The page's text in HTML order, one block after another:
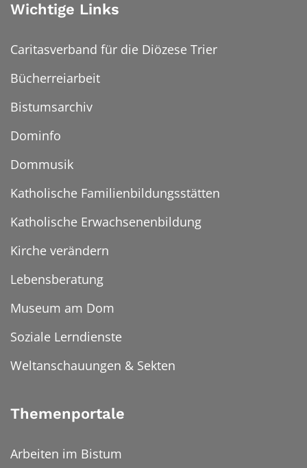
Wichtige Links
Caritasverband für die Diözese Trier
Bücherreiarbeit
Bistumsarchiv
Dominfo
Dommusik
Katholische Familienbildungsstätten
Katholische Erwachsenenbildung
Kirche verändern
Lebensberatung
Museum am Dom
Soziale Lerndienste
Weltanschauungen & Sekten
Themenportale
Arbeiten im Bistum